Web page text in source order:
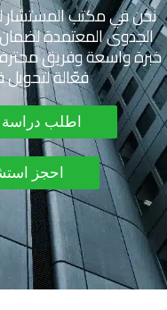
نحن في مكتب المستشار
الجدوى المعتمدة
خبرة واسعة وفريق
فعّالة
اطلب
احجز